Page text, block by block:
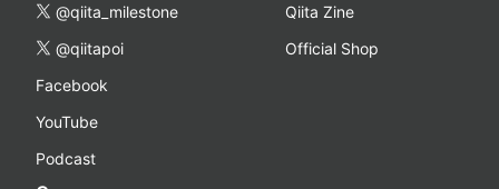
@qiita_milestone
@qiitapoi
Facebook
YouTube
Podcast
Qiita Zine
Official Shop